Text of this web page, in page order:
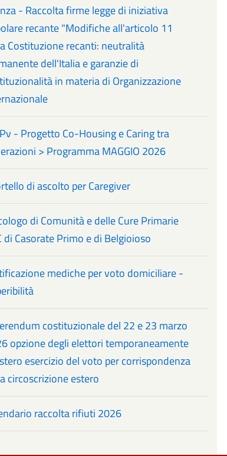
- Raccolta firme legge di iniziativa
recante "Modifiche all'articolo 11
Costituzione recanti: neutralità
dell'Italia e garanzie di
in materia di Organizzazione
- Progetto Co-Housing e Caring tra
> Programma MAGGIO 2026
di ascolto per Caregiver
di Comunità e delle Cure Primarie
di Casorate Primo e di Belgioioso
mediche per voto domiciliare -
costituzionale del 22 e 23 marzo
opzione degli elettori temporaneamente
esercizio del voto per corrispondenza
circoscrizione estero
raccolta rifiuti 2026